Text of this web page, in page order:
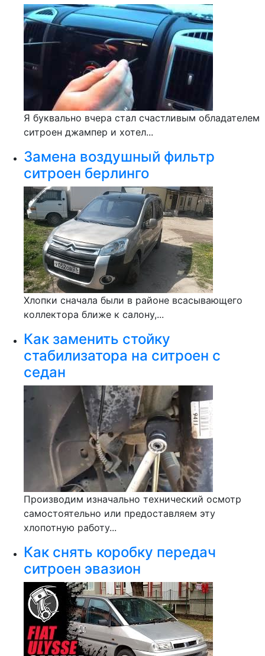
Я буквально вчера стал счастливым обладателем
ситроен джампер и хотел...
Замена воздушный фильтр
ситроен берлинго
Хлопки сначала были в районе всасывающего
коллектора ближе к салону,...
Как заменить стойку
стабилизатора на ситроен с
седан
Производим изначально технический осмотр
самостоятельно или предоставляем эту
хлопотную работу...
Как снять коробку передач
ситроен эвазион